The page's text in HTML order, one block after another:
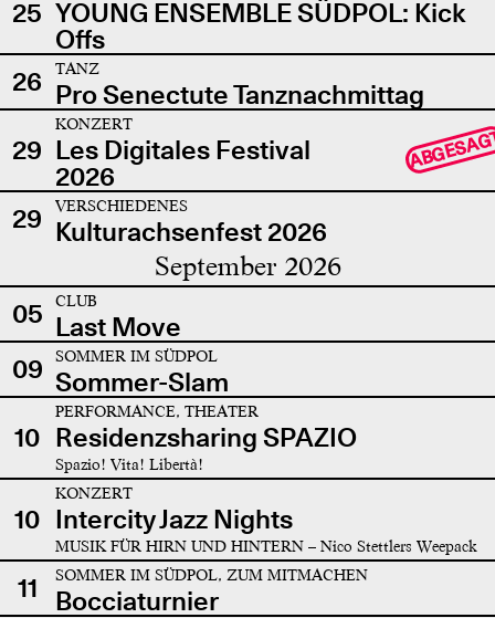
25 YOUNG ENSEMBLE SÜDPOL: Kick
Offs
26
TANZ
Pro Senectute Tanznachmittag
29
KONZERT
Les Digitales Festival
2026
29 VERSCHIEDENES
Kulturachsenfest 2026
September 2026
05 CLUB
Last Move
09
SOMMER IM SÜDPOL
Sommer-Slam
10
PERFORMANCE, THEATER
Residenzsharing SPAZIO
Spazio! Vita! Libertà!
10
KONZERT
Intercity Jazz Nights
MUSIK FÜR HIRN UND HINTERN – Nico Stettlers Weepack
11 SOMMER IM SÜDPOL, ZUM MITMACHEN
Bocciaturnier